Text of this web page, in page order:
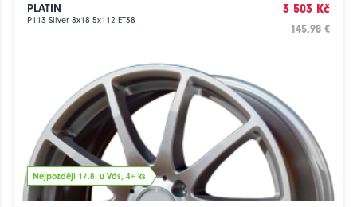
PLATIN
P113 Silver 8x18 5x112 ET38
3 503 Kč
145.98 €
Nejpozději 17.8. u Vás, 4+ ks